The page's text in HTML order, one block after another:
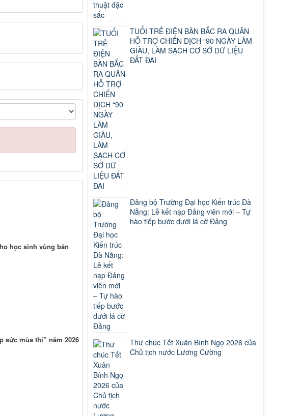
học sinh vùng bản
sức mùa thi” năm 2026
TUỔI TRẺ ĐIỆN BÀN BẮC RA QUÂN
HỖ TRỢ CHIẾN DỊCH “90 NGÀY LÀM
GIÀU, LÀM SẠCH CƠ SỞ DỮ LIỆU
ĐẤT ĐAI
Đảng bộ Trường Đại học Kiến trúc Đà
Nẵng: Lễ kết nạp Đảng viên mới – Tự
hào tiếp bước dưới lá cờ Đảng
Thư chúc Tết Xuân Bính Ngọ 2026 của
Chủ tịch nước Lương Cường